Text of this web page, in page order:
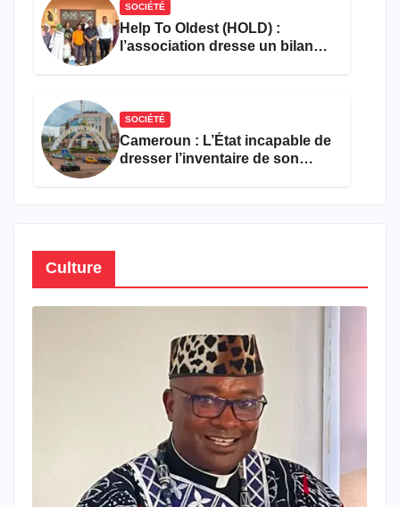
SOCIÉTÉ
Help To Oldest (HOLD) :
l’association dresse un bilan
SOCIÉTÉ
Cameroun : L’État incapable de
dresser l’inventaire de son
Culture